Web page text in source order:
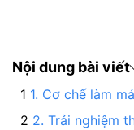
Nội dung bài viết
1. Cơ chế làm
2. Trải nghiệm